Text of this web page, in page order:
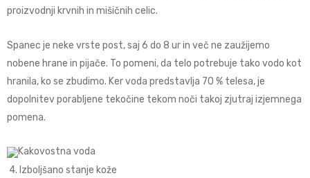
proizvodnji krvnih in mišičnih celic.
Spanec je neke vrste post, saj 6 do 8 ur in več ne zaužijemo
nobene hrane in pijače. To pomeni, da telo potrebuje tako vodo kot
hranila, ko se zbudimo. Ker voda predstavlja 70 % telesa, je
dopolnitev porabljene tekočine tekom noči takoj zjutraj izjemnega
pomena.
4. Izboljšano stanje kože